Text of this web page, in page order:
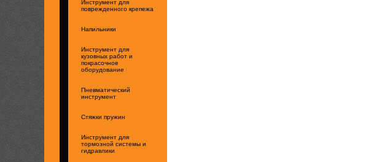
Инструмент для
поврежденного крепежа
Напильники
Инструмент для
кузовных работ и
покрасочное
оборудование
Пневматический
инструмент
Стяжки пружин
Инструмент для
тормозной системы и
гидравлики